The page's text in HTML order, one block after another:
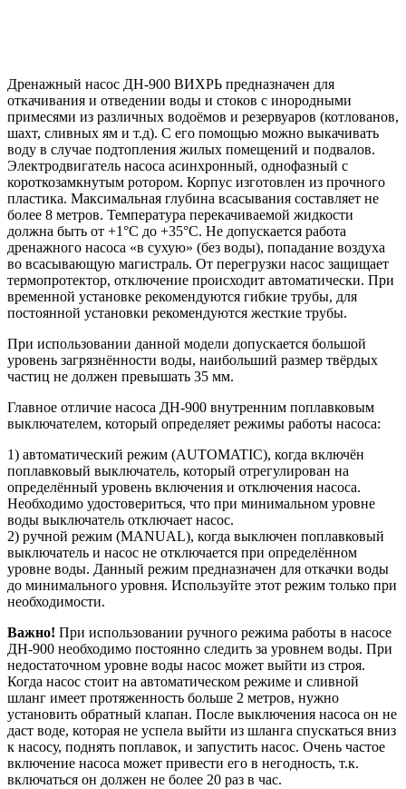
Дренажный насос ДН-900 ВИХРЬ предназначен для
откачивания и отведении воды и стоков с инородными
примесями из различных водоёмов и резервуаров (котлованов,
шахт, сливных ям и т.д). С его помощью можно выкачивать
воду в случае подтопления жилых помещений и подвалов.
Электродвигатель насоса асинхронный, однофазный с
короткозамкнутым ротором. Корпус изготовлен из прочного
пластика. Максимальная глубина всасывания составляет не
более 8 метров. Температура перекачиваемой жидкости
должна быть от +1°С до +35°С. Не допускается работа
дренажного насоса «в сухую» (без воды), попадание воздуха
во всасывающую магистраль. От перегрузки насос защищает
термопротектор, отключение происходит автоматически. При
временной установке рекомендуются гибкие трубы, для
постоянной установки рекомендуются жесткие трубы.
При использовании данной модели допускается большой
уровень загрязнённости воды, наибольший размер твёрдых
частиц не должен превышать 35 мм.
Главное отличие насоса ДН-900 внутренним поплавковым
выключателем, который определяет режимы работы насоса:
1) автоматический режим (AUTOMATIC), когда включён
поплавковый выключатель, который отрегулирован на
определённый уровень включения и отключения насоса.
Необходимо удостовериться, что при минимальном уровне
воды выключатель отключает насос.
2) ручной режим (MANUAL), когда выключен поплавковый
выключатель и насос не отключается при определённом
уровне воды. Данный режим предназначен для откачки воды
до минимального уровня. Используйте этот режим только при
необходимости.
Важно! При использовании ручного режима работы в насосе
ДН-900 необходимо постоянно следить за уровнем воды. При
недостаточном уровне воды насос может выйти из строя.
Когда насос стоит на автоматическом режиме и сливной
шланг имеет протяженность больше 2 метров, нужно
установить обратный клапан. После выключения насоса он не
даст воде, которая не успела выйти из шланга спускаться вниз
к насосу, поднять поплавок, и запустить насос. Очень частое
включение насоса может привести его в негодность, т.к.
включаться он должен не более 20 раз в час.